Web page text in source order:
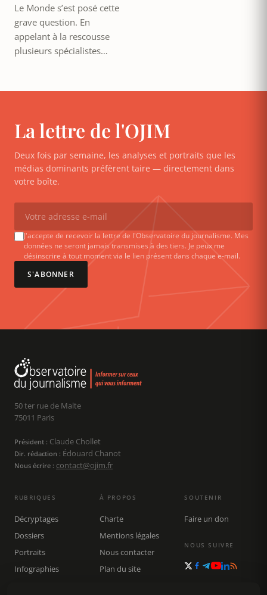
Le Monde s’est posé cette
grave question. En
appelant à la rescousse
plusieurs spécialistes…
La lettre de l'OJIM
Deux fois par semaine, les analyses et portraits que les
médias dominants préfèrent taire — directement dans
votre boîte.
J'accepte de recevoir la lettre de l'Observatoire du journalisme. Mes
données ne seront jamais transmises à des tiers. Je peux me
désinscrire à tout moment via le lien présent dans chaque e-mail.
S'ABONNER
50 ter rue de Malte
75011 Paris
Président : Claude Chollet
Dir. rédaction : Édouard Chanot
Nous écrire : contact@ojim.fr
RUBRIQUES
Décryptages
Dossiers
Portraits
Infographies
À PROPOS
Charte
Mentions légales
Nous contacter
Plan du site
SOUTENIR
Faire un don
NOUS SUIVRE